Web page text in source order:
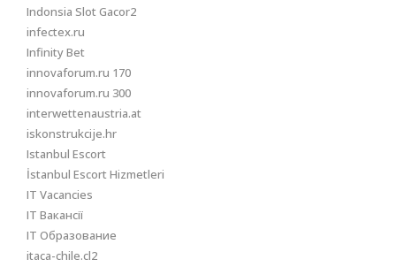
Indonsia Slot Gacor2
infectex.ru
Infinity Bet
innovaforum.ru 170
innovaforum.ru 300
interwettenaustria.at
iskonstrukcije.hr
Istanbul Escort
İstanbul Escort Hizmetleri
IT Vacancies
IT Вакансії
IT Образование
itaca-chile.cl2